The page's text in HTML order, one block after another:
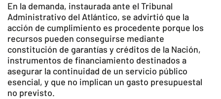
En la demanda, instaurada ante el Tribunal
Administrativo del Atlántico, se advirtió que la
acción de cumplimiento es procedente porque los
recursos pueden conseguirse mediante
constitución de garantías y créditos de la Nación,
instrumentos de financiamiento destinados a
asegurar la continuidad de un servicio público
esencial, y que no implican un gasto presupuestal
no previsto.